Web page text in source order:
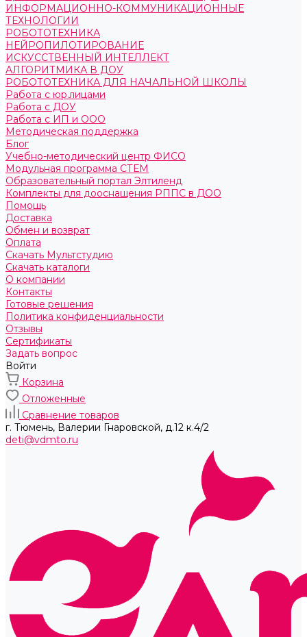
ИНФОРМАЦИОННО-КОММУНИКАЦИОННЫЕ
ТЕХНОЛОГИИ
РОБОТОТЕХНИКА
НЕЙРОПИЛОТИРОВАНИЕ
ИСКУССТВЕННЫЙ ИНТЕЛЛЕКТ
АЛГОРИТМИКА В ДОУ
РОБОТОТЕХНИКА ДЛЯ НАЧАЛЬНОЙ ШКОЛЫ
Работа с юр.лицами
Работа с ДОУ
Работа с ИП и ООО
Методическая поддержка
Блог
Учебно-методический центр ФИСО
Модульная программа СТЕМ
Образовательный портал Элтиленд
Комплекты для дооснащения РППС в ДОО
Помощь
Доставка
Обмен и возврат
Оплата
Скачать Мультстудию
Скачать каталоги
О компании
Контакты
Готовые решения
Политика конфиденциальности
Отзывы
Сертификаты
Задать вопрос
Войти
Корзина
Отложенные
Сравнение товаров
г. Тюмень, ​Валерии Гнаровской, д.12 к.4/2
deti@vdmto.ru